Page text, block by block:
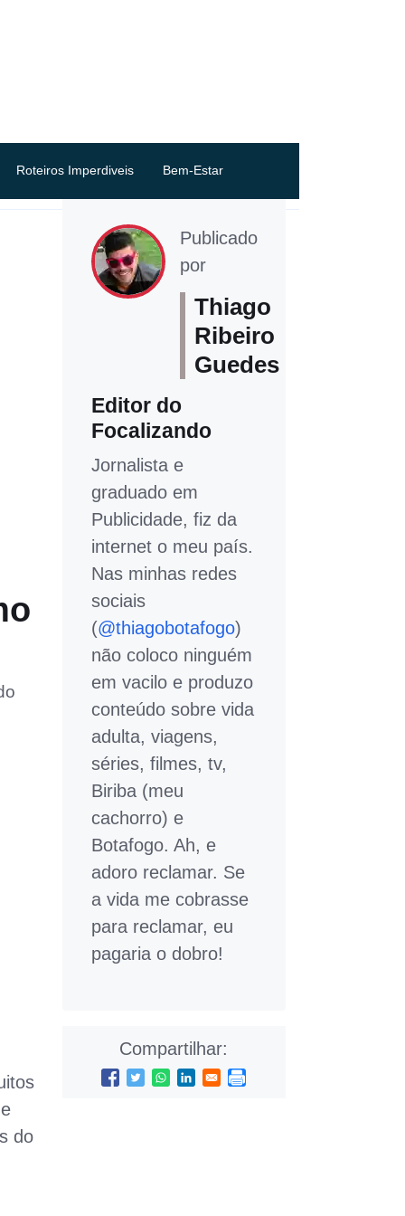
Roteiros Imperdiveis Bem-Estar
do
Publicado
por
Thiago
Ribeiro
Guedes
Editor do
Focalizando
Jornalista e
graduado em
Publicidade, fiz da
internet o meu país.
Nas minhas redes
sociais
(@thiagobotafogo)
não coloco ninguém
em vacilo e produzo
conteúdo sobre vida
adulta, viagens,
séries, filmes, tv,
Biriba (meu
cachorro) e
Botafogo. Ah, e
adoro reclamar. Se
a vida me cobrasse
para reclamar, eu
pagaria o dobro!
Compartilhar: